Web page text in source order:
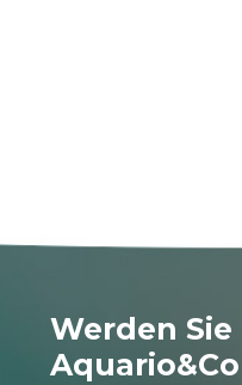
Werden Sie